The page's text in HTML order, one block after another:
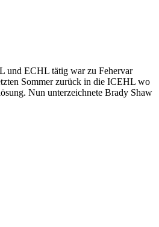
und ECHL tätig war zu Fehervar
Sommer zurück in die ICEHL wo
Nun unterzeichnete Brady Shaw